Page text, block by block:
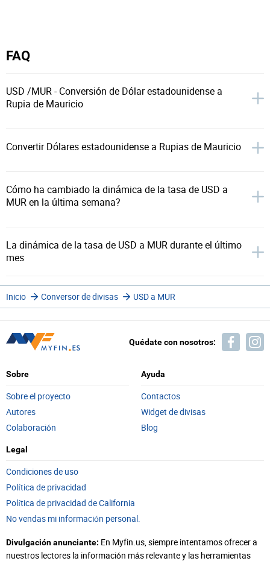
FAQ
USD /MUR - Conversión de Dólar estadounidense a
Rupia de Mauricio
Convertir Dólares estadounidense a Rupias de Mauricio
Cómo ha cambiado la dinámica de la tasa de USD a
MUR en la última semana?
La dinámica de la tasa de USD a MUR durante el último
mes
Inicio Conversor de divisas USD a MUR
Quédate con nosotros:
Sobre
Sobre el proyecto
Autores
Colaboración
Ayuda
Contactos
Widget de divisas
Blog
Legal
Condiciones de uso
Política de privacidad
Política de privacidad de California
No vendas mi información personal.
Divulgación anunciante: En Myfin.us, siempre intentamos ofrecer a
nuestros lectores la información más relevante y las herramientas